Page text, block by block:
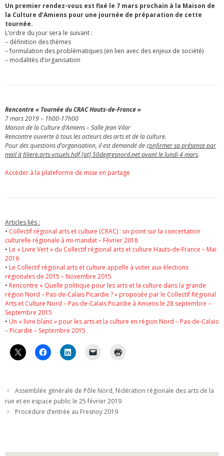
Un premier rendez-vous est fixé le 7 mars prochain à la Maison de
la Culture d’Amiens pour une journée de préparation de cette
tournée.
L’ordre du jour sera le suivant :
– définition des thèmes
– formulation des problématiques (en lien avec des enjeux de société)
– modalités d’organisation
Rencontre « Tournée du CRAC Hauts-de-France »
7 mars 2019 – 1h00-17h00
Maison de la Culture d’Amiens – Salle Jean Vilar
Rencontre ouverte à tous les acteurs des arts et de la culture.
Pour des questions d’organisation, il est demandé de confirmer sa présence par
mail à filiere.arts-visuels.hdf [at] 50degresnord.net avant le lundi 4 mars.
Accéder à la plateforme de mise en partage
Articles liés :
• Collectif régional arts et culture (CRAC) : un point sur la concertation
culturelle régionale à mi-mandat – Février 2018
• Le « Livre Vert » du Collectif régional arts et culture Hauts-de-France – Mai
2016
• Le Collectif régional arts et culture appelle à voter aux élections
régionales de 2015 – Novembre 2015
• Rencontre « Quelle politique pour les arts et la culture dans la grande
région Nord – Pas-de-Calais Picardie ? » proposée par le Collectif Régional
Arts et Culture Nord – Pas-de-Calais Picardie à Amiens le 28 septembre –
Septembre 2015
• Un « livre blanc » pour les arts et la culture en région Nord – Pas-de-Calais
– Picardie – Septembre 2015
Assemblée générale de Pôle Nord, fédération régionale des arts de la
rue et en espace public le 25 février 2019
Procédure d’entrée au Fresnoy 2019